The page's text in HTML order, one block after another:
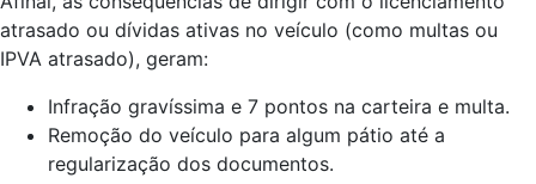
atrasado ou dívidas ativas no veículo (como multas ou
IPVA atrasado), geram:
Infração gravíssima e 7 pontos na carteira e multa.
Remoção do veículo para algum pátio até a
regularização dos documentos.